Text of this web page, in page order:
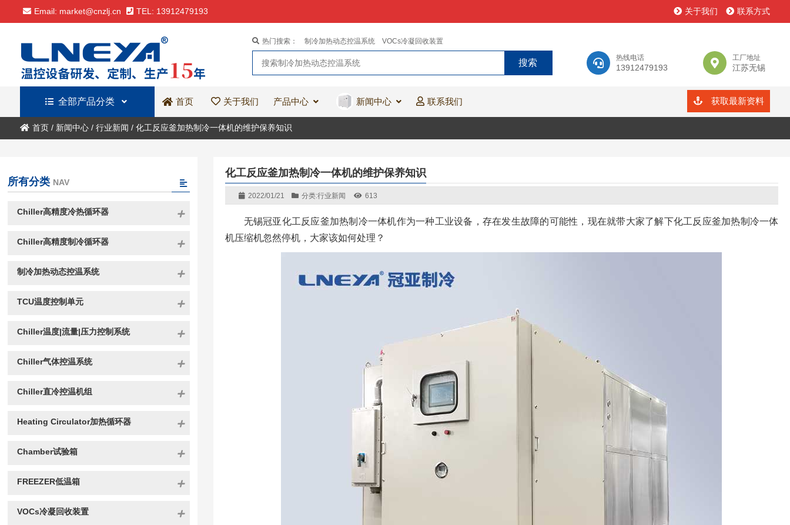
Email: market@cnzlj.cn TEL: 13912479193 关于我们 联系方式
热线电话
13912479193
工厂地址
江苏无锡
热门搜索： 制冷加热动态控温系统 VOCs冷凝回收装置
全部产品分类 首页 关于我们 产品中心 新闻中心 联系我们 获取最新资料
首页/ 新闻中心/ 行业新闻 / 化工反应釜加热制冷一体机的维护保养知识
化工反应釜加热制冷一体机的维护保养知识
2022/01/21 分类:行业新闻 613
无锡冠亚化工反应釜加热制冷一体机作为一种工业设备，存在发生故障的可能性，现在就带大家了解下化工反应釜加热制冷一体
机压缩机忽然停机，大家该如何处理？
所有分类 NAV
Chiller高精度冷热循环器
Chiller高精度制冷循环器
制冷加热动态控温系统
TCU温度控制单元
Chiller温度|流量|压力控制系统
Chiller气体控温系统
Chiller直冷控温机组
Heating Circulator加热循环器
Chamber试验箱
FREEZER低温箱
VOCs冷凝回收装置